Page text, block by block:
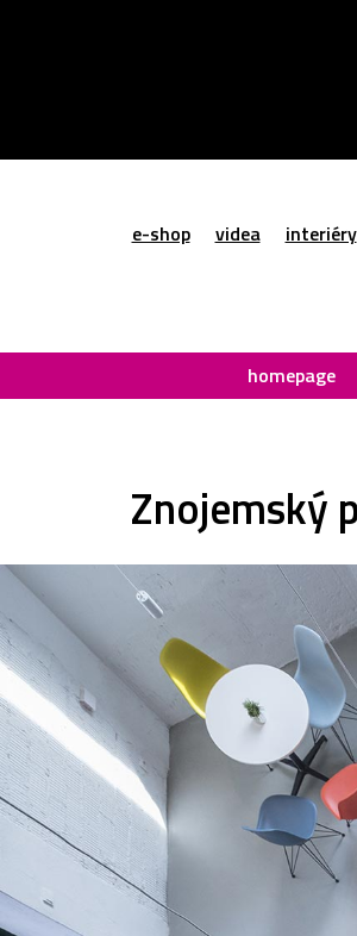
e-shop videa interiéry
homepage
Znojemský